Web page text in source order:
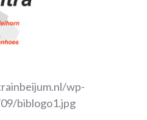
wp-
biblogo1.jpg